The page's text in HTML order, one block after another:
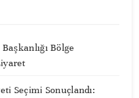
Bölge
Seçimi Sonuçlandı: